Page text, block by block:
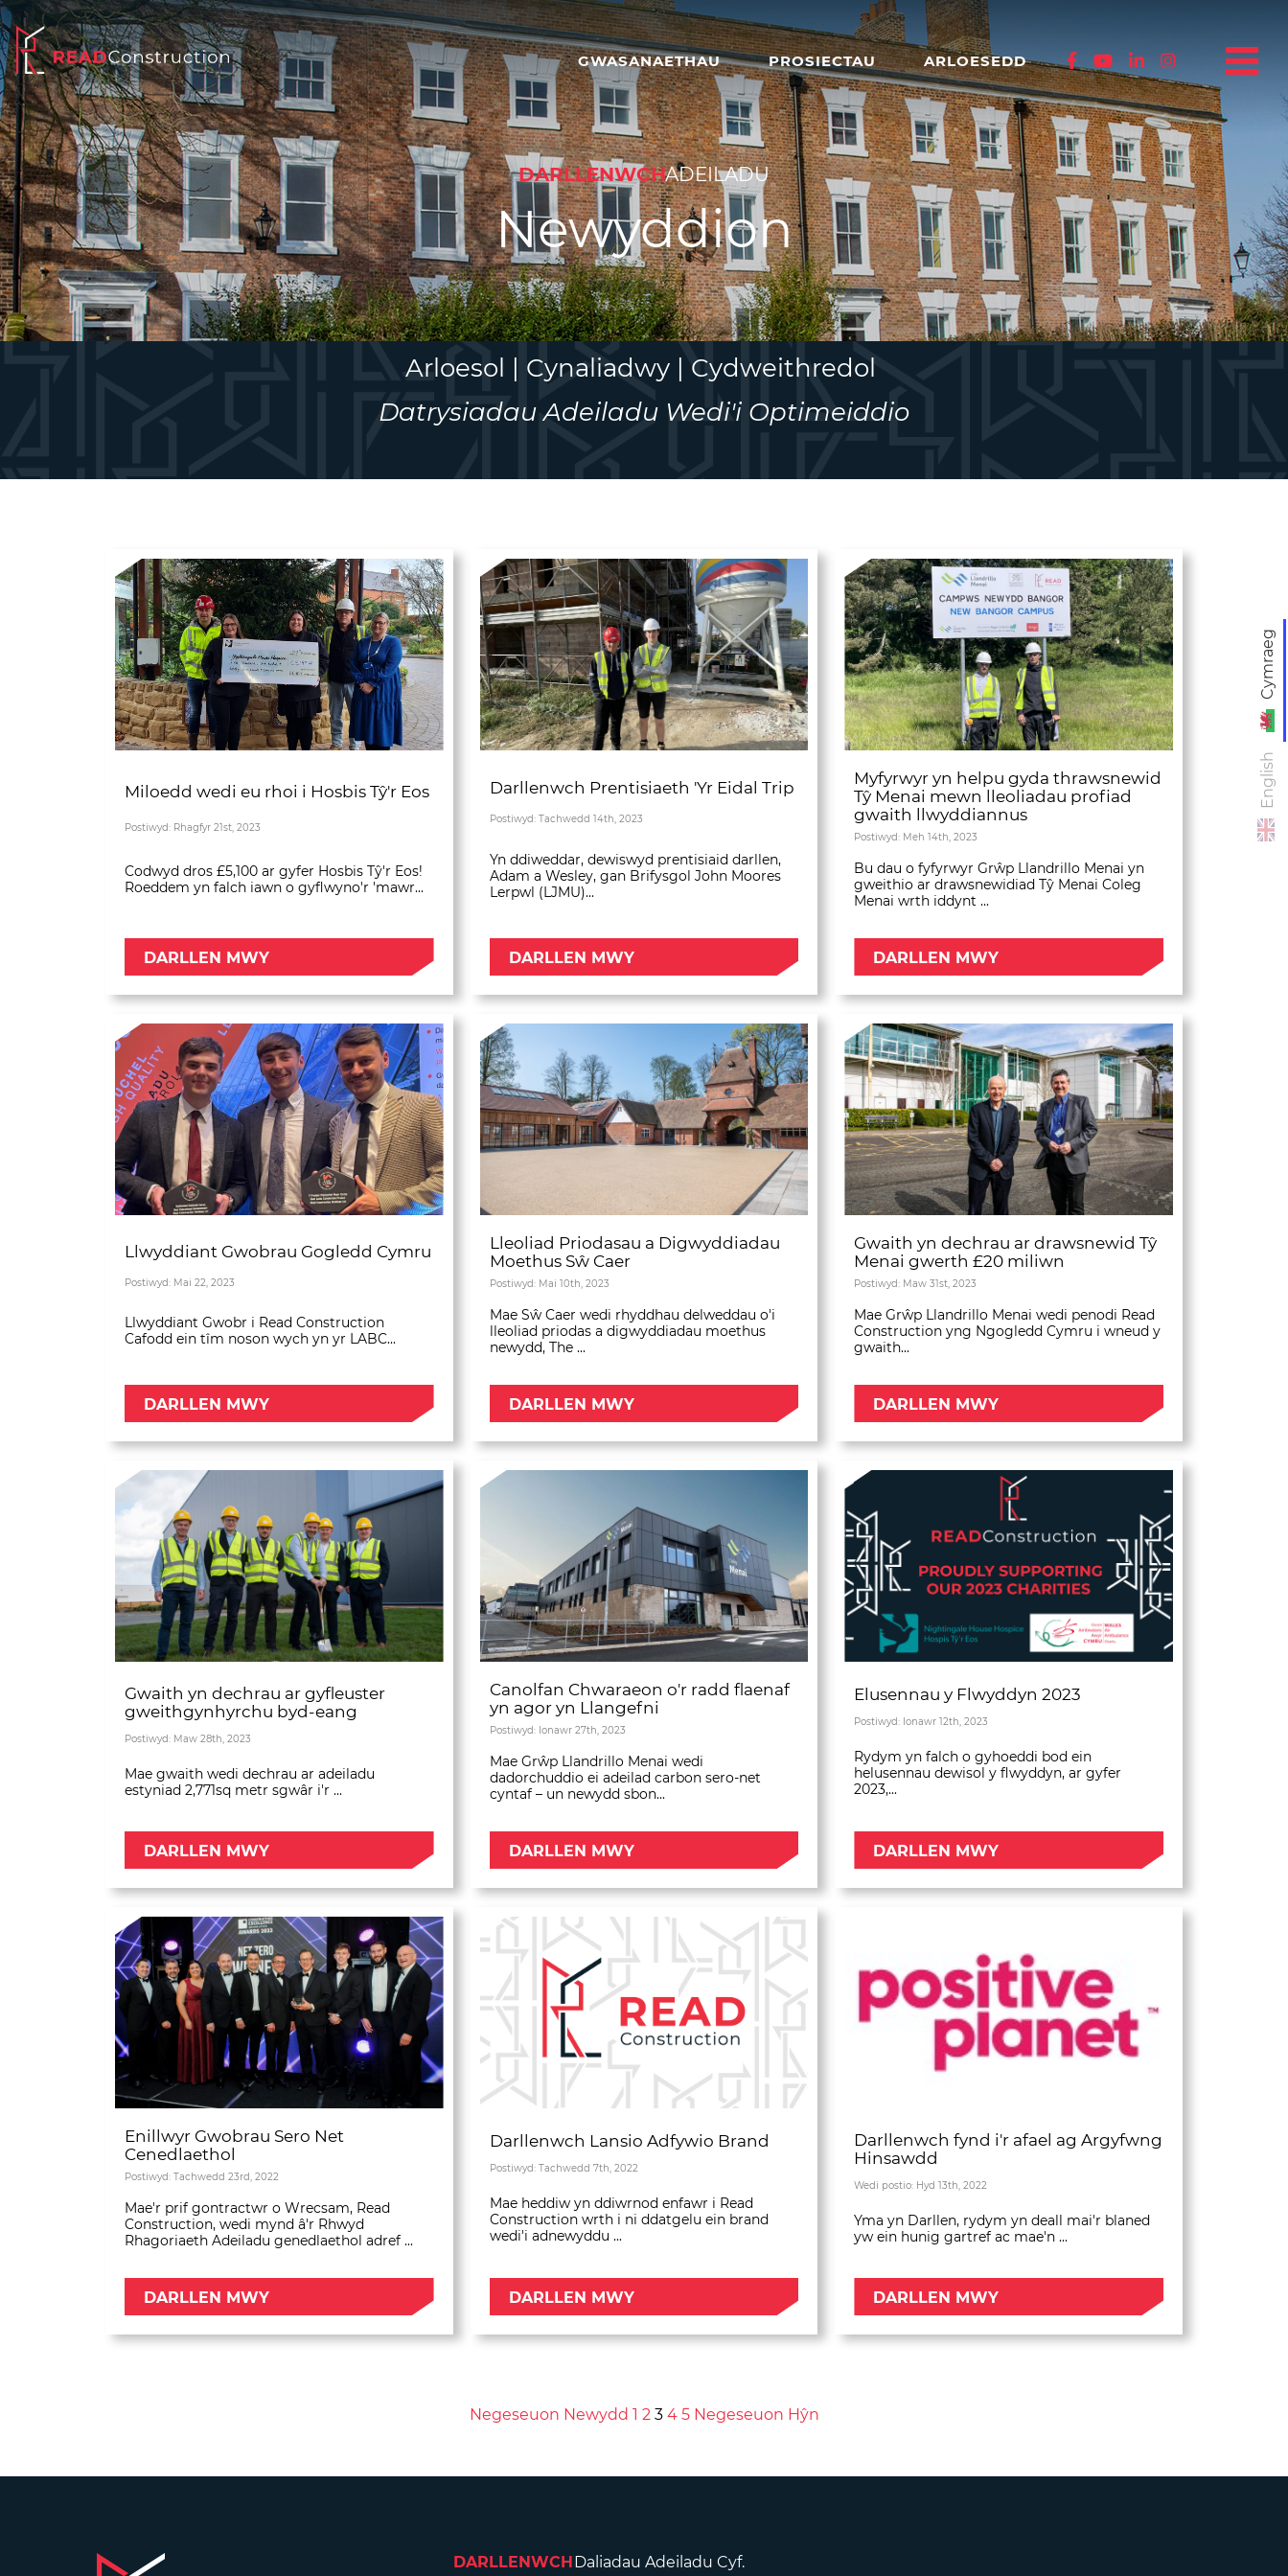
English
Cymraeg
GWASANAETHAU PROSIECTAU ARLOESEDD
DARLLENWCHADEILADU
Newyddion
Arloesol | Cynaliadwy | Cydweithredol
Datrysiadau Adeiladu Wedi'i Optimeiddio
Miloedd wedi eu rhoi i Hosbis Tŷ'r Eos
Postiwyd: Rhagfyr 21st, 2023
Codwyd dros £5,100 ar gyfer Hosbis Tŷ'r Eos!
Roeddem yn falch iawn o gyflwyno'r 'mawr...
DARLLEN MWY
Darllenwch Prentisiaeth 'Yr Eidal Trip
Postiwyd: Tachwedd 14th, 2023
Yn ddiweddar, dewiswyd prentisiaid darllen,
Adam a Wesley, gan Brifysgol John Moores
Lerpwl (LJMU)...
DARLLEN MWY
Myfyrwyr yn helpu gyda thrawsnewid
Tŷ Menai mewn lleoliadau profiad
gwaith llwyddiannus
Postiwyd: Meh 14th, 2023
Bu dau o fyfyrwyr Grŵp Llandrillo Menai yn
gweithio ar drawsnewidiad Tŷ Menai Coleg
Menai wrth iddynt ...
DARLLEN MWY
Llwyddiant Gwobrau Gogledd Cymru
Postiwyd: Mai 22, 2023
Llwyddiant Gwobr i Read Construction
Cafodd ein tîm noson wych yn yr LABC...
DARLLEN MWY
Lleoliad Priodasau a Digwyddiadau
Moethus Sŵ Caer
Postiwyd: Mai 10th, 2023
Mae Sŵ Caer wedi rhyddhau delweddau o'i
lleoliad priodas a digwyddiadau moethus
newydd, The ...
DARLLEN MWY
Gwaith yn dechrau ar drawsnewid Tŷ
Menai gwerth £20 miliwn
Postiwyd: Maw 31st, 2023
Mae Grŵp Llandrillo Menai wedi penodi Read
Construction yng Ngogledd Cymru i wneud y
gwaith...
DARLLEN MWY
Gwaith yn dechrau ar gyfleuster
gweithgynhyrchu byd-eang
Postiwyd: Maw 28th, 2023
Mae gwaith wedi dechrau ar adeiladu
estyniad 2,771sq metr sgwâr i'r ...
DARLLEN MWY
Canolfan Chwaraeon o'r radd flaenaf
yn agor yn Llangefni
Postiwyd: Ionawr 27th, 2023
Mae Grŵp Llandrillo Menai wedi
dadorchuddio ei adeilad carbon sero-net
cyntaf – un newydd sbon...
DARLLEN MWY
Elusennau y Flwyddyn 2023
Postiwyd: Ionawr 12th, 2023
Rydym yn falch o gyhoeddi bod ein
helusennau dewisol y flwyddyn, ar gyfer
2023,...
DARLLEN MWY
Enillwyr Gwobrau Sero Net
Cenedlaethol
Postiwyd: Tachwedd 23rd, 2022
Mae'r prif gontractwr o Wrecsam, Read
Construction, wedi mynd â'r Rhwyd
Rhagoriaeth Adeiladu genedlaethol adref ...
DARLLEN MWY
Darllenwch Lansio Adfywio Brand
Postiwyd: Tachwedd 7th, 2022
Mae heddiw yn ddiwrnod enfawr i Read
Construction wrth i ni ddatgelu ein brand
wedi'i adnewyddu ...
DARLLEN MWY
Darllenwch fynd i'r afael ag Argyfwng
Hinsawdd
Wedi postio: Hyd 13th, 2022
Yma yn Darllen, rydym yn deall mai'r blaned
yw ein hunig gartref ac mae'n ...
DARLLEN MWY
Negeseuon Newydd 1 2 3 4 5 Negeseuon Hŷn
DARLLENWCHDaliadau Adeiladu Cyf.